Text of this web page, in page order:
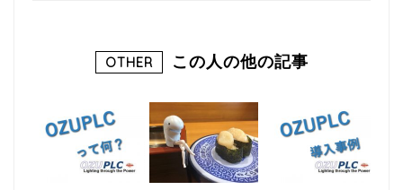
OTHER この人の他の記事